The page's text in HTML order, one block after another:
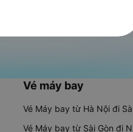
Vé máy bay
Vé Máy bay từ Hà Nội đi
Vé Máy bay từ Sài Gòn đi